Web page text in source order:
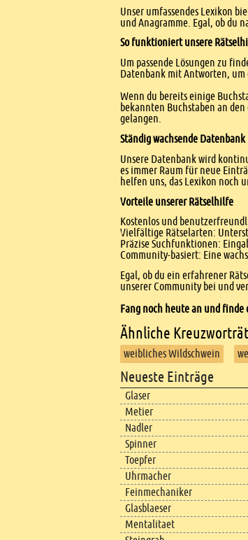
Unser umfassendes Lexikon
und Anagramme. Egal, ob du
So funktioniert unsere
Um passende Lösungen zu
Datenbank mit Antworten,
Wenn du bereits einige
bekannten Buchstaben an
gelangen.
Ständig wachsende Datenbank
Unsere Datenbank wird
es immer Raum für neue
helfen uns, das Lexikon noch
Vorteile unserer Rätselhilfe
Kostenlos und
Vielfältige Rätselarten:
Präzise Suchfunktionen:
Community-basiert: Eine
Egal, ob du ein erfahrener
unserer Community bei und
Fang noch heute an und
Ähnliche
weibliches Wildschwein
Footer content
Neueste Einträge
Glaser
Metier
Nadler
Spinner
Toepfer
Uhrmacher
Feinmechaniker
Glasblaeser
Mentalitaet